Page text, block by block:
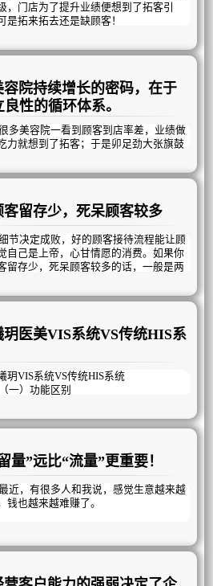
，门店为了提升业绩便想到了拓客引
是拓来拓去还是缺顾客！
量和复购率谁更重要？
容院持续增长的密码，在于
良性的循环体系。
美容院一看到顾客到店率差，业绩做
力就想到了拓客；于是卯足劲大张旗鼓
月后发现留下的顾客寥寥无几。
什么会这样？
，拓客只能暂时补足顾客到店，不能
来当下业绩冲刺；而拓客不是目的，留
目的，因此拓客-留客-复购，不是孤立
程全部跑通了，才能实现稳定的盈利增
客留存少，死呆顾客较多
决定成败，好的顾客接待流程能让顾
自己是上帝，心甘情愿的消费。如果你
留存少，死呆顾客较多的话，一般是两
有及时解决顾客问题？……
户管理机制有问题？
理不当？销售规划不到位？跟踪回
时？危机顾客，死呆顾客处理不
玥医美VIS系统VS传统HIS系
玥VIS系统VS传统HIS系统
）功能区别
System），主要目标是支持
行政管理与事务处理业务，减轻医生、
提高医院工作效率。
（顾客管理信息系统VIP Manageme
System）,主要目标是提升业务
通过对顾客的服务、销售规划与售后跟
同时兼顾院务管理，员工管理，库存管
量”远比“流量”更重要！
，有很多人和我说，感觉生意越来越
钱也越来越难赚了。
化来的客户也没有形成复购，顾客信任